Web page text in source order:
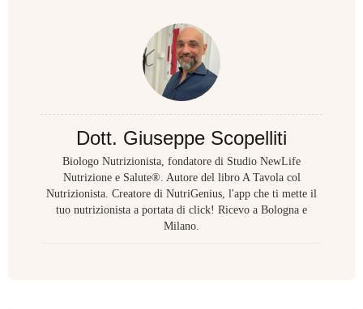
Dott. Giuseppe Scopelliti
Biologo Nutrizionista, fondatore di Studio NewLife
Nutrizione e Salute®. Autore del libro A Tavola col
Nutrizionista. Creatore di NutriGenius, l'app che ti mette il
tuo nutrizionista a portata di click! Ricevo a Bologna e
Milano.